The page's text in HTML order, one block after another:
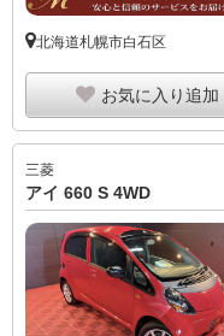
北海道札幌市白石区
お気に入り追加
三菱
アイ 660 S 4WD